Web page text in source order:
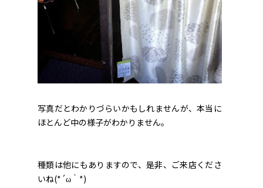
写真だとわかりづらいかもしれませんが、本当に
ほとんど中の様子がわかりません。
種類は他にもありますので、是非、ご来店くださ
いね(*´ω｀*)